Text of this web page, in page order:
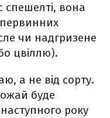
спешелті, вона
чи надгризене
цвіллю).
а не від сорту.
буде
року